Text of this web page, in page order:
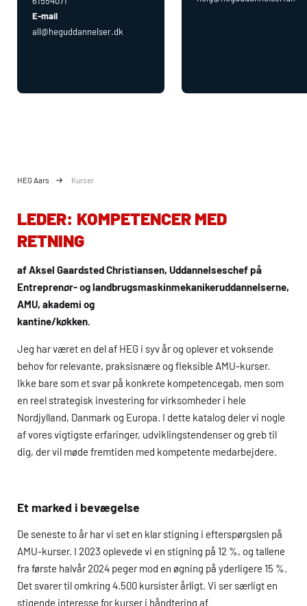
E-mail
all@heguddannelser.dk
HEG Aars Kurser
LEDER: KOMPETENCER MED
RETNING
af Aksel Gaardsted Christiansen, Uddannelseschef på
Entreprenør- og landbrugsmaskinmekanikeruddannelserne,
AMU, akademi og
kantine/køkken.
Jeg har været en del af HEG i syv år og oplever et voksende
behov for relevante, praksisnære og fleksible AMU-kurser.
Ikke bare som et svar på konkrete kompetencegab, men som
en reel strategisk investering for virksomheder i hele
Nordjylland, Danmark og Europa. I dette katalog deler vi nogle
af vores vigtigste erfaringer, udviklingstendenser og greb til
dig, der vil møde fremtiden med kompetente medarbejdere.
Et marked i bevægelse
De seneste to år har vi set en klar stigning i efterspørgslen på
AMU-kurser. I 2023 oplevede vi en stigning på 12 %, og tallene
fra første halvår 2024 peger mod en øgning på yderligere 15 %.
Det svarer til omkring 4.500 kursister årligt. Vi ser særligt en
stigende interesse for kurser i håndtering af